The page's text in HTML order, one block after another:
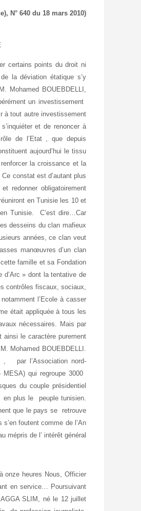
(Source: TTU Monde Arabe (Lettre hebdomadaire d’informations stratégiques – France), N° 640 du 18 mars 2010)
certains points du droit ni
la déviation étatique s’y
Mohamed BOUEBDELLI,
un investissement
à tout autre investissement
et de renoncer à
de l’Etat , que depuis
aujourd’hui le tissu
la croissance et la
constat est d’autant plus
redonner obligatoirement
en Tunisie les 10 et
Tunisie. C’est dire…Car
desseins du clan mafieux
années, ce clan veut
manœuvres d’un clan
famille et sa Fondation
d’Arc » dont la tentative de
contrôles fiscaux, sociaux,
l’Ecole à casser
était appliquée à tous les
nécessaires. Mais par
ainsi le caractère purement
Mohamed BOUEBDELLI.
, par l’Association nord-
qui regroupe 3000
du couple présidentiel
plus le peuple tunisien.
que le pays se retrouve
foutent comme de l’An
de l’ intérêt général.
onze heures Nous, Officier
en service… Poursuivant
SLIM, né le 12 juillet